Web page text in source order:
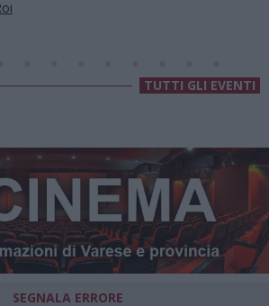
TUTTI GLI EVENTI
SEGNALA ERRORE